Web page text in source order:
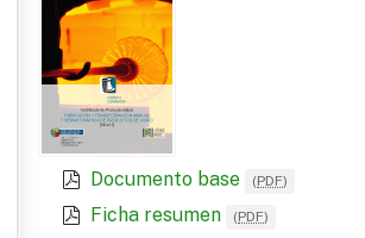
Documento base (PDF)
Ficha resumen (PDF)